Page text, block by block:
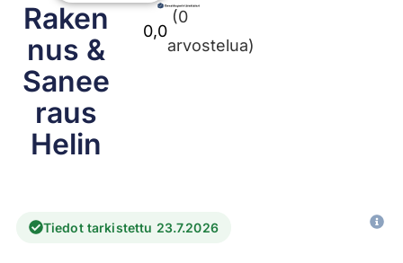
Raken
nus &
Sanee
raus
Helin
0,0
(0
arvostelua)
Tiedot tarkistettu 23.7.2026